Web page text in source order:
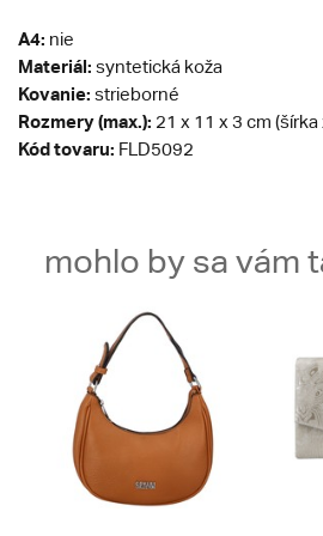
A4: nie
Materiál: syntetická koža
Kovanie: strieborné
Rozmery (max.): 21 x 11 x 3 cm
Kód tovaru: FLD5092
mohlo by sa vám